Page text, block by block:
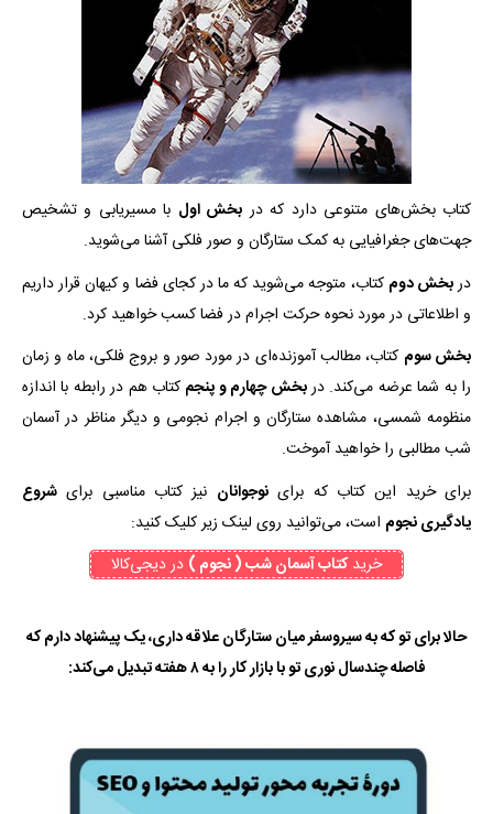
کتاب بخش‌های متنوعی دارد که در بخش اول با مسیریابی و تشخیص
جهت‌های جغرافیایی به کمک ستارگان و صور فلکی آشنا می‌شوید.
دربخش دوم کتاب، متوجه می‌شوید که ما در کجای فضا و کیهان قرار داریم
و اطلاعاتی در مورد نحوه حرکت اجرام در فضا کسب خواهید کرد.
بخش سوم کتاب، مطالب آموزنده‌ای در مورد صور و بروج فلکی، ماه و زمان
را به شما عرضه می‌کند. دربخش چهارم و پنجم کتاب هم در رابطه با اندازه‌
منظومه شمسی، مشاهده ستارگان و اجرام نجومی و دیگر مناظر در آسمان
شب مطالبی را خواهید آموخت.
برای خرید این کتاب که براینوجوانان نیز کتاب مناسبی برایشروع
یادگیری نجوم است، می‌توانید روی لینک زیر کلیک کنید:
خریدکتاب آسمان شب ( نجوم ) در دیجی‌کالا
حالا برای تو که به سیروسفر میان ستارگان علاقه داری، یک پیشنهاد دارم که
فاصله چندسال نوری تو با بازار کار را به ۸ هفته تبدیل می‌کند: